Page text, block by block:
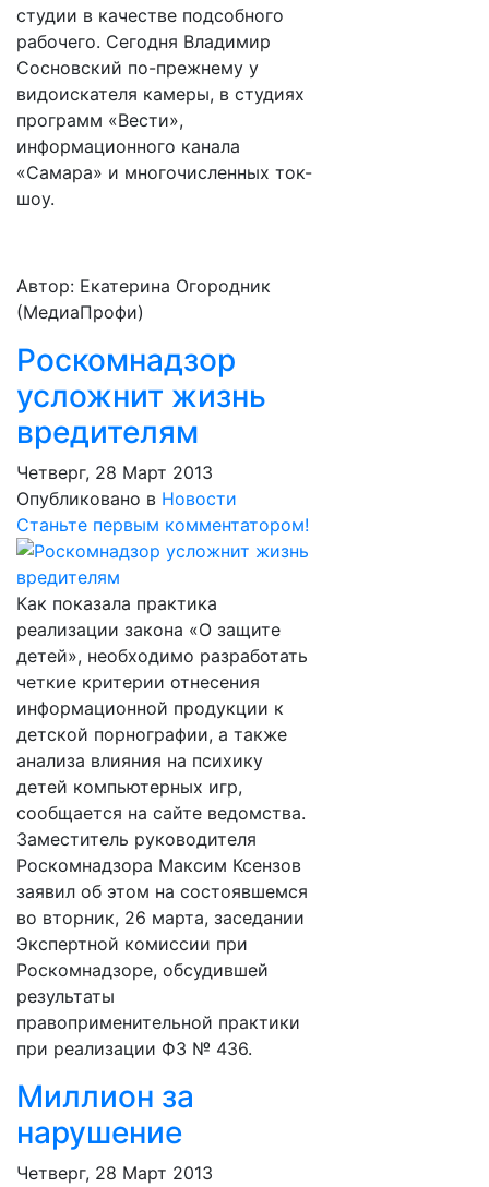
студии в качестве подсобного
рабочего. Сегодня Владимир
Сосновский по-прежнему у
видоискателя камеры, в студиях
программ «Вести»,
информационного канала
«Самара» и многочисленных ток-
шоу.
Автор: Екатерина Огородник
(МедиаПрофи)
Роскомнадзор
усложнит жизнь
вредителям
Четверг, 28 Март 2013
Опубликовано в Новости
Станьте первым комментатором!
Как показала практика
реализации закона «О защите
детей», необходимо разработать
четкие критерии отнесения
информационной продукции к
детской порнографии, а также
анализа влияния на психику
детей компьютерных игр,
сообщается на сайте ведомства.
Заместитель руководителя
Роскомнадзора Максим Ксензов
заявил об этом на состоявшемся
во вторник, 26 марта, заседании
Экспертной комиссии при
Роскомнадзоре, обсудившей
результаты
правоприменительной практики
при реализации ФЗ № 436.
Миллион за
нарушение
Четверг, 28 Март 2013